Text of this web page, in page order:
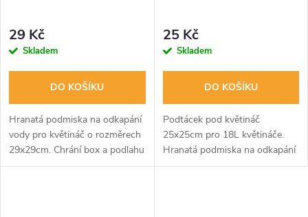
29 Kč
Skladem
DO KOŠÍKU
Hranatá podmiska na odkapání
vody pro květináč o rozměrech
29x29cm. Chrání box a podlahu
před poničením, plísněmi a
25 Kč
Skladem
DO KOŠÍKU
Podtácek pod květináč
25x25cm pro 18L květináče.
Hranatá podmiska na odkapání
vody chrání box a podlahu před